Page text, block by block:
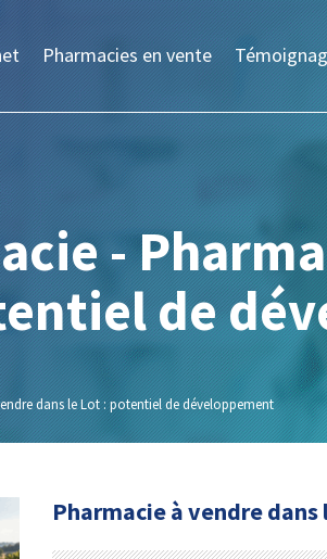
Pharmacies en vente
-
de
dans le Lot : potentiel de développement
Pharmacie à vendre